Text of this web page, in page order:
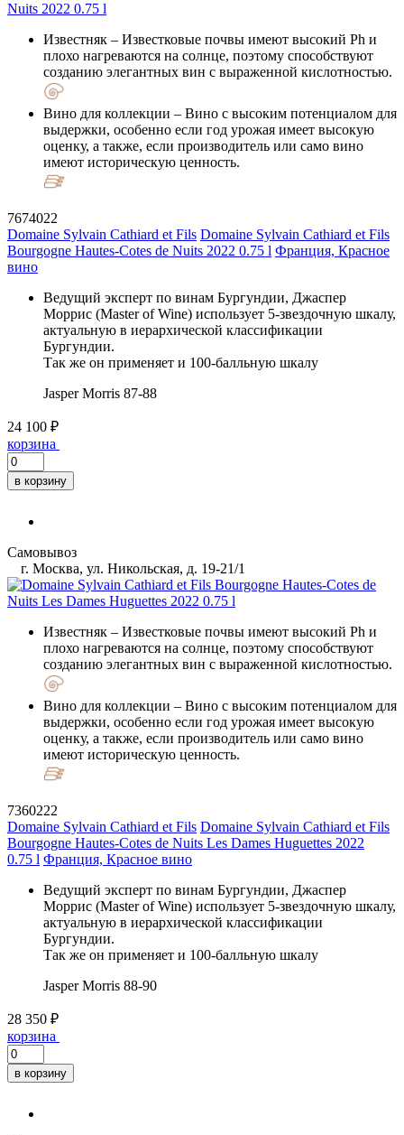
Известняк – Известковые почвы имеют высокий Ph и
плохо нагреваются на солнце, поэтому способствуют
созданию элегантных вин с выраженной кислотностью.
Вино для коллекции – Вино с высоким потенциалом для
выдержки, особенно если год урожая имеет высокую
оценку, а также, если производитель или само вино
имеют историческую ценность.
7674022
Domaine Sylvain Cathiard et Fils Domaine Sylvain Cathiard et Fils
Bourgogne Hautes-Cotes de Nuits 2022 0.75 l Франция, Красное
вино
Ведущий эксперт по винам Бургундии, Джаспер
Моррис (Master of Wine) использует 5-звездочную шкалу,
актуальную в иерархической классификации
Бургундии.
Так же он применяет и 100-балльную шкалу
Jasper Morris 87-88
24 100 ₽
корзина
в корзину
Самовывоз
г. Москва, ул. Никольская, д. 19-21/1
Известняк – Известковые почвы имеют высокий Ph и
плохо нагреваются на солнце, поэтому способствуют
созданию элегантных вин с выраженной кислотностью.
Вино для коллекции – Вино с высоким потенциалом для
выдержки, особенно если год урожая имеет высокую
оценку, а также, если производитель или само вино
имеют историческую ценность.
7360222
Domaine Sylvain Cathiard et Fils Domaine Sylvain Cathiard et Fils
Bourgogne Hautes-Cotes de Nuits Les Dames Huguettes 2022
0.75 l Франция, Красное вино
Ведущий эксперт по винам Бургундии, Джаспер
Моррис (Master of Wine) использует 5-звездочную шкалу,
актуальную в иерархической классификации
Бургундии.
Так же он применяет и 100-балльную шкалу
Jasper Morris 88-90
28 350 ₽
корзина
в корзину